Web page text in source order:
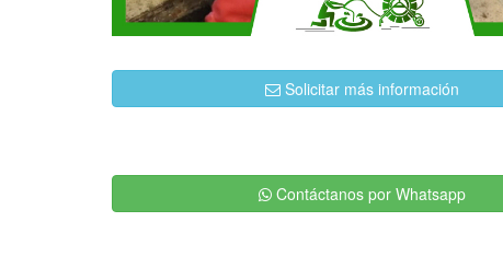
Solicitar más información
Contáctanos por Whatsapp